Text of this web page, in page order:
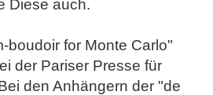
Diese auch.
boudoir for Monte Carlo"
der Pariser Presse für
den Anhängern der "de